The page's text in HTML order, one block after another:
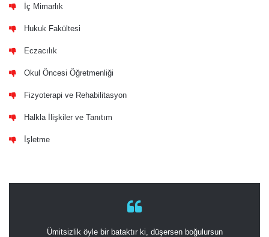
İç Mimarlık
Hukuk Fakültesi
Eczacılık
Okul Öncesi Öğretmenliği
Fizyoterapi ve Rehabilitasyon
Halkla İlişkiler ve Tanıtım
İşletme
Ümitsizlik öyle bir bataktır ki, düşersen boğulursun